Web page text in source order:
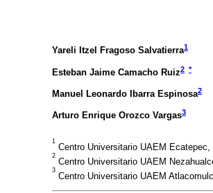
Yareli Itzel Fragoso Salvatierra1
Esteban Jaime Camacho Ruiz2 *
Manuel Leonardo Ibarra Espinosa2
Arturo Enrique Orozco Vargas3
1
Centro Universitario UAEM
2
Centro Universitario UAEM
3
Centro Universitario UAEM